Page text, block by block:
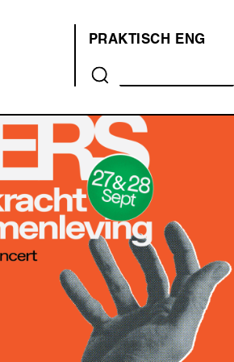
OVER
ONS
(MENU)
PRAKTISCH ENG